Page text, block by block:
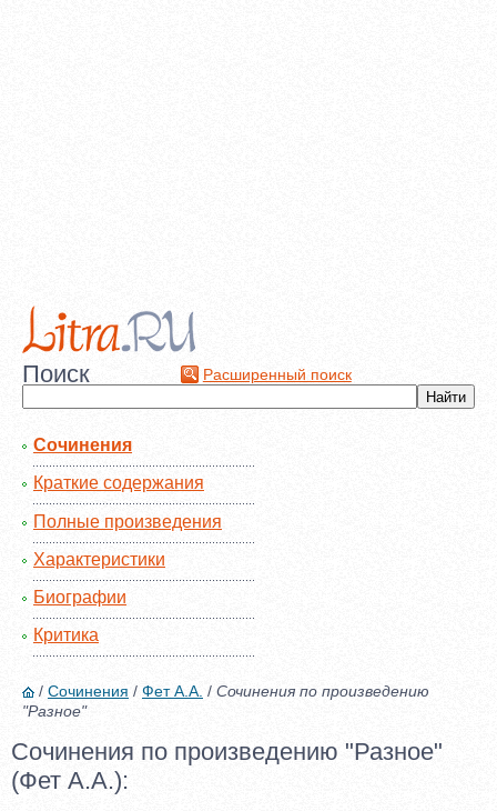
Поиск Расширенный поиск
Сочинения
Краткие содержания
Полные произведения
Характеристики
Биографии
Критика
/ Сочинения / Фет А.А. / Сочинения по произведению
"Разное"
Сочинения по произведению "Разное"
(Фет А.А.):